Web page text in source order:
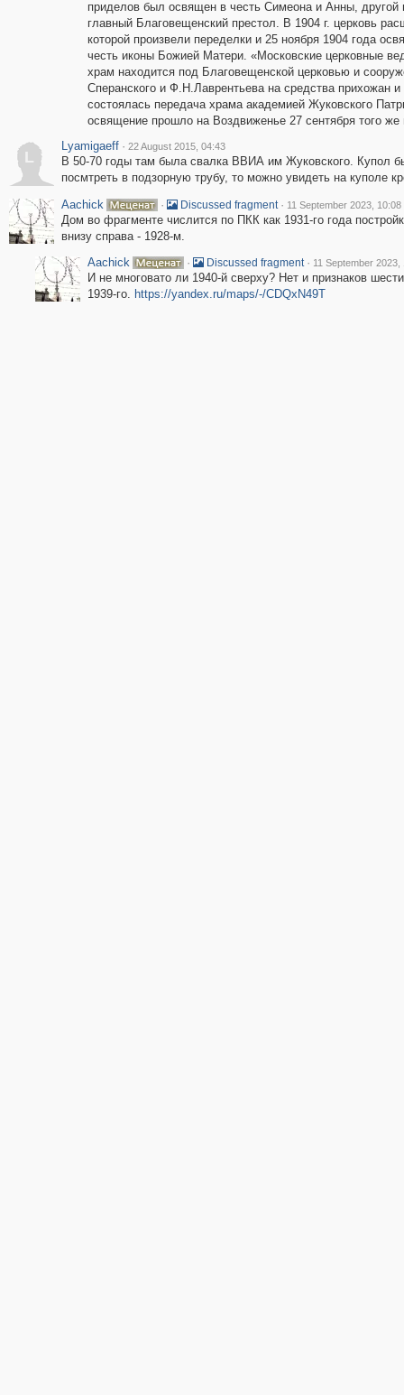
приделов был освящен в честь Симеона и Анны,
главный Благовещенский престол. В 1904 г. церковь
которой произвели переделки и 25 ноября 1904 года
честь иконы Божией Матери. «Московские церковные
храм находится под Благовещенской церковью и
Сперанского и Ф.Н.Лаврентьева на средства прихожан и
состоялась передача храма академией Жуковского
освящение прошло на Воздвиженье 27 сентября того же
L
Lyamigaeff · 22 August 2015, 04:43
В 50-70 годы там была свалка ВВИА им Жуковского. Купол
посмтреть в подзорную трубу, то можно увидеть на куполе
Aachick
· Discussed fragment · 11 September 2023, 10:08
Дом во фрагменте числится по ПКК как 1931-го года
внизу справа - 1928-м.
Aachick
· Discussed fragment · 11 September 2023,
И не многовато ли 1940-й сверху? Нет и признаков
1939-го. https://yandex.ru/maps/-/CDQxN49T